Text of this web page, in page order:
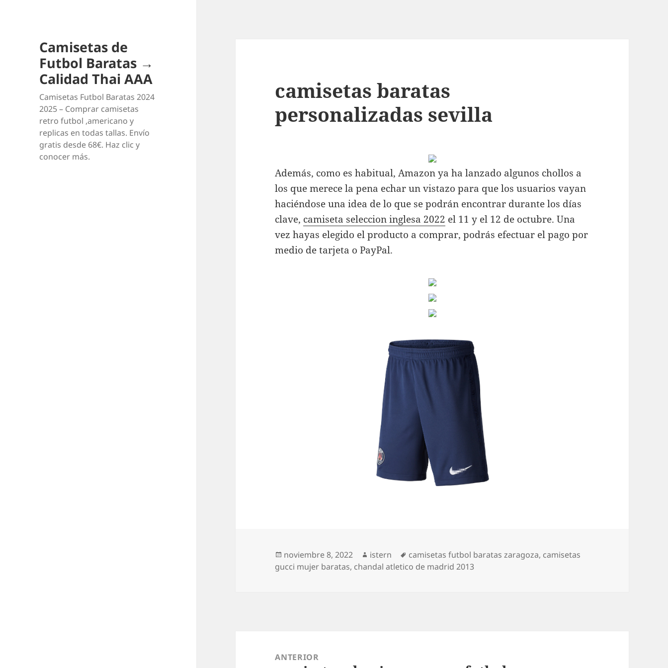
Camisetas de
Futbol Baratas →
Calidad Thai AAA
Camisetas Futbol Baratas 2024
2025 – Comprar camisetas
retro futbol ,americano y
replicas en todas tallas. Envío
gratis desde 68€. Haz clic y
conocer más.
camisetas baratas
personalizadas sevilla
Además, como es habitual, Amazon ya ha lanzado algunos chollos a
los que merece la pena echar un vistazo para que los usuarios vayan
haciéndose una idea de lo que se podrán encontrar durante los días
clave, camiseta seleccion inglesa 2022 el 11 y el 12 de octubre. Una
vez hayas elegido el producto a comprar, podrás efectuar el pago por
medio de tarjeta o PayPal.
Publicado
el
noviembre 8, 2022 Autor
istern Etiquetas
camisetas futbol baratas zaragoza, camisetas
gucci mujer baratas, chandal atletico de madrid 2013
ANTERIOR